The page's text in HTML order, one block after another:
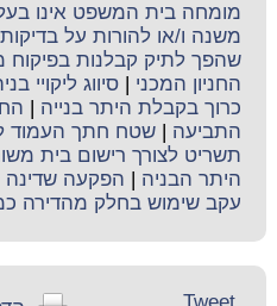
מומחה בית המשפט אינו
משנה ו/או להורות על
שהפך לתיק קבלנות
החניון המכני |סיווג ליקויי
כרוך בקבלת היתר בנייה
התביעה |שטח חתך העמוד
תשריט לצורך רישום בית
היתר הבניה
הפקעה
עקב שימוש בחלק מהדירה